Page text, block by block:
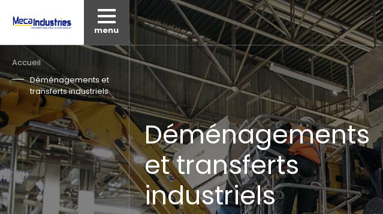
menu
Fil
d'Ariane
Accueil
Déménagements et
transferts industriels
Déménagements
et transferts
industriels